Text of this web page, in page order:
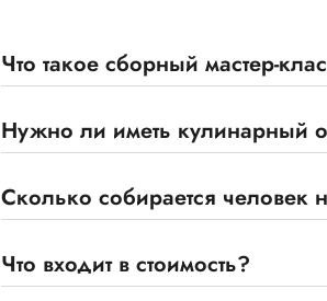
Что такое сборный мастер-
Нужно ли иметь кулинарный
Сколько собирается человек
Что входит в стоимость?